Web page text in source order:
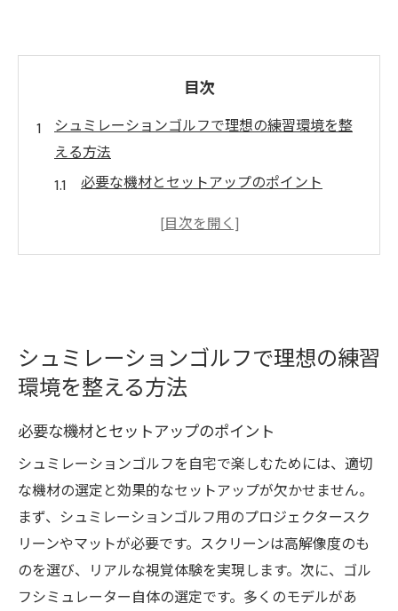
目次
シュミレーションゴルフで理想の練習環境を整
える方法
必要な機材とセットアップのポイント
自宅で作る本格的なゴルフ練習スペース
多忙な現代人に最適なシュミレーションゴルフ
の魅力
時間効率と場所の自由度
ストレス解消とリフレッシュ
家族や友人と楽しむ新しいゴルフエクスペ
リエンス
短時間での成果を上げるトレーニング法
パーソナライズされたフィードバックの重
要性
シュミレーションゴルフで理想の練習
環境を整える方法
必要な機材とセットアップのポイント
シュミレーションゴルフを自宅で楽しむためには、適切
な機材の選定と効果的なセットアップが欠かせません。
まず、シュミレーションゴルフ用のプロジェクタースク
リーンやマットが必要です。スクリーンは高解像度のも
のを選び、リアルな視覚体験を実現します。次に、ゴル
フシミュレーター自体の選定です。多くのモデルがあ